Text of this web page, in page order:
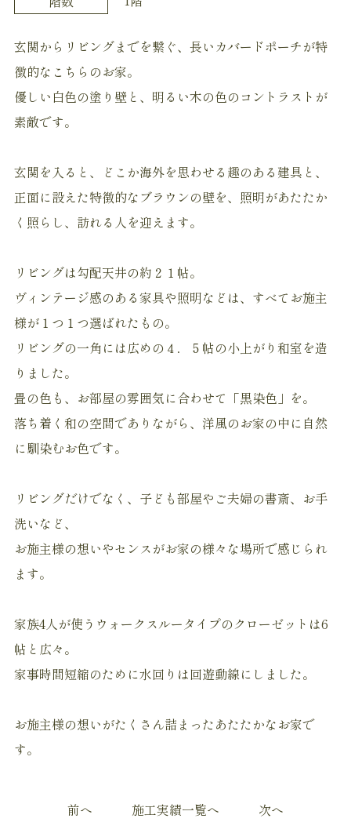
玄関からリビングまでを繋ぐ、長いカバードポーチが特
徴的なこちらのお家。
優しい白色の塗り壁と、明るい木の色のコントラストが
素敵です。
玄関を入ると、どこか海外を思わせる趣のある建具と、
正面に設えた特徴的なブラウンの壁を、照明があたたか
く照らし、訪れる人を迎えます。
リビングは勾配天井の約２１帖。
ヴィンテージ感のある家具や照明などは、すべてお施主
様が１つ１つ選ばれたもの。
リビングの一角には広めの４．５帖の小上がり和室を造
りました。
畳の色も、お部屋の雰囲気に合わせて「黒染色」を。
落ち着く和の空間でありながら、洋風のお家の中に自然
に馴染むお色です。
リビングだけでなく、子ども部屋やご夫婦の書斎、お手
洗いなど、
お施主様の想いやセンスがお家の様々な場所で感じられ
ます。
家族4人が使うウォークスルータイプのクローゼットは6
帖と広々。
家事時間短縮のために水回りは回遊動線にしました。
お施主様の想いがたくさん詰まったあたたかなお家で
す。
前へ 施工実績一覧へ 次へ